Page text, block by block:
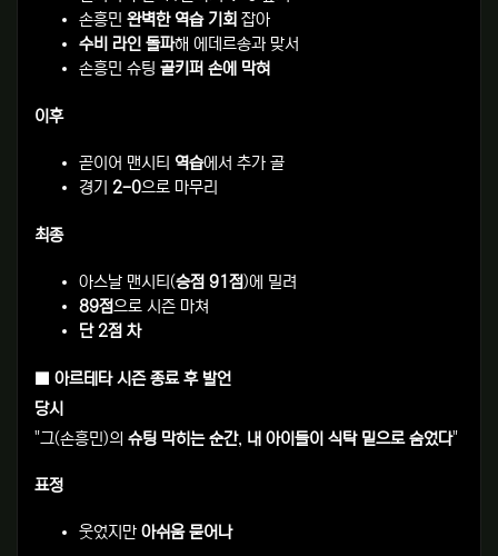
손흥민 완벽한 역습 기회 잡아
수비 라인 돌파해 에데르송과 맞서
손흥민 슈팅 골키퍼 손에 막혀
이후
곧이어 맨시티 역습에서 추가 골
경기 2-0으로 마무리
최종
아스날 맨시티(승점 91점)에 밀려
89점으로 시즌 마쳐
단 2점 차
■ 아르테타 시즌 종료 후 발언
당시
"그(손흥민)의 슈팅 막히는 순간, 내 아이들이 식탁 밑으로 숨었다"
표정
웃었지만 아쉬움 묻어나